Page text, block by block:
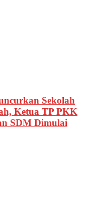
Sekolah
Ketua TP PKK
SDM Dimulai